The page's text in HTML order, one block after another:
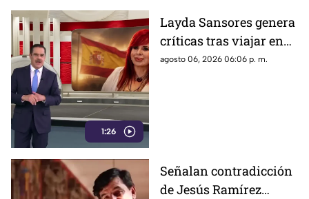
verde” dentro del país.
1:26
Layda Sansores genera
críticas tras viajar en
primera clase a Madrid
agosto 06, 2026 06:06 p. m.
Señalan contradicción
de Jesús Ramírez